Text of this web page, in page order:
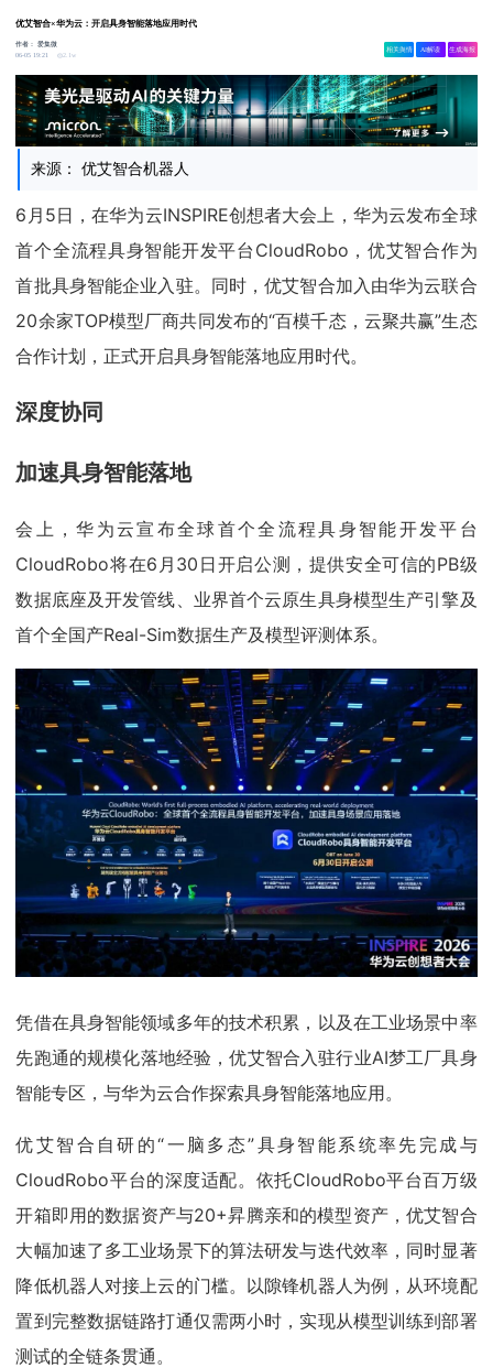
优艾智合×华为云：开启具身智能落地应用时代
作者：爱集微
06-05 19:21
2.1w
相关舆情 AI解读 生成海报
来源： 优艾智合机器人
6月5日，在华为云INSPIRE创想者大会上，华为云发布全球
首个全流程具身智能开发平台CloudRobo，优艾智合作为
首批具身智能企业入驻。同时，优艾智合加入由华为云联合
20余家TOP模型厂商共同发布的“百模千态，云聚共赢”生态
合作计划，正式开启具身智能落地应用时代。
深度协同
加速具身智能落地
会上，华为云宣布全球首个全流程具身智能开发平台
CloudRobo将在6月30日开启公测，提供安全可信的PB级
数据底座及开发管线、业界首个云原生具身模型生产引擎及
首个全国产Real-Sim数据生产及模型评测体系。
凭借在具身智能领域多年的技术积累，以及在工业场景中率
先跑通的规模化落地经验，优艾智合入驻行业AI梦工厂具身
智能专区，与华为云合作探索具身智能落地应用。
优艾智合自研的“一脑多态”具身智能系统率先完成与
CloudRobo平台的深度适配。依托CloudRobo平台百万级
开箱即用的数据资产与20+昇腾亲和的模型资产，优艾智合
大幅加速了多工业场景下的算法研发与迭代效率，同时显著
降低机器人对接上云的门槛。以隙锋机器人为例，从环境配
置到完整数据链路打通仅需两小时，实现从模型训练到部署
测试的全链条贯通。